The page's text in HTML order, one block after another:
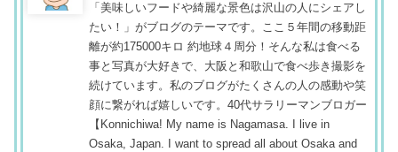
「美味しいフードや綺麗な景色は沢山の人にシェアし
たい！」がブログのテーマです。ここ５年間の移動距
離が約175000キロ 約地球４周分！そんな私は食べる
事と写真が大好きで、大阪と和歌山で食べ歩き撮影を
続けています。私のブログがたくさんの人の感動や笑
顔に繋がれば嬉しいです。40代サラリーマンブロガー
【Konnichiwa! My name is Nagamasa. I live in
Osaka, Japan. I want to spread all about Osaka and